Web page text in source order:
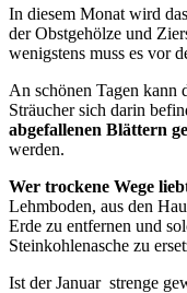
In diesem Monat wird das
der Obstgehölze und
wenigstens muss es vor
An schönen Tagen kann
Sträucher sich darin
abgefallenen Blättern
werden.
Wer trockene Wege
Lehmboden, aus den
Erde zu entfernen und
Steinkohlenasche zu
Ist der Januar strenge